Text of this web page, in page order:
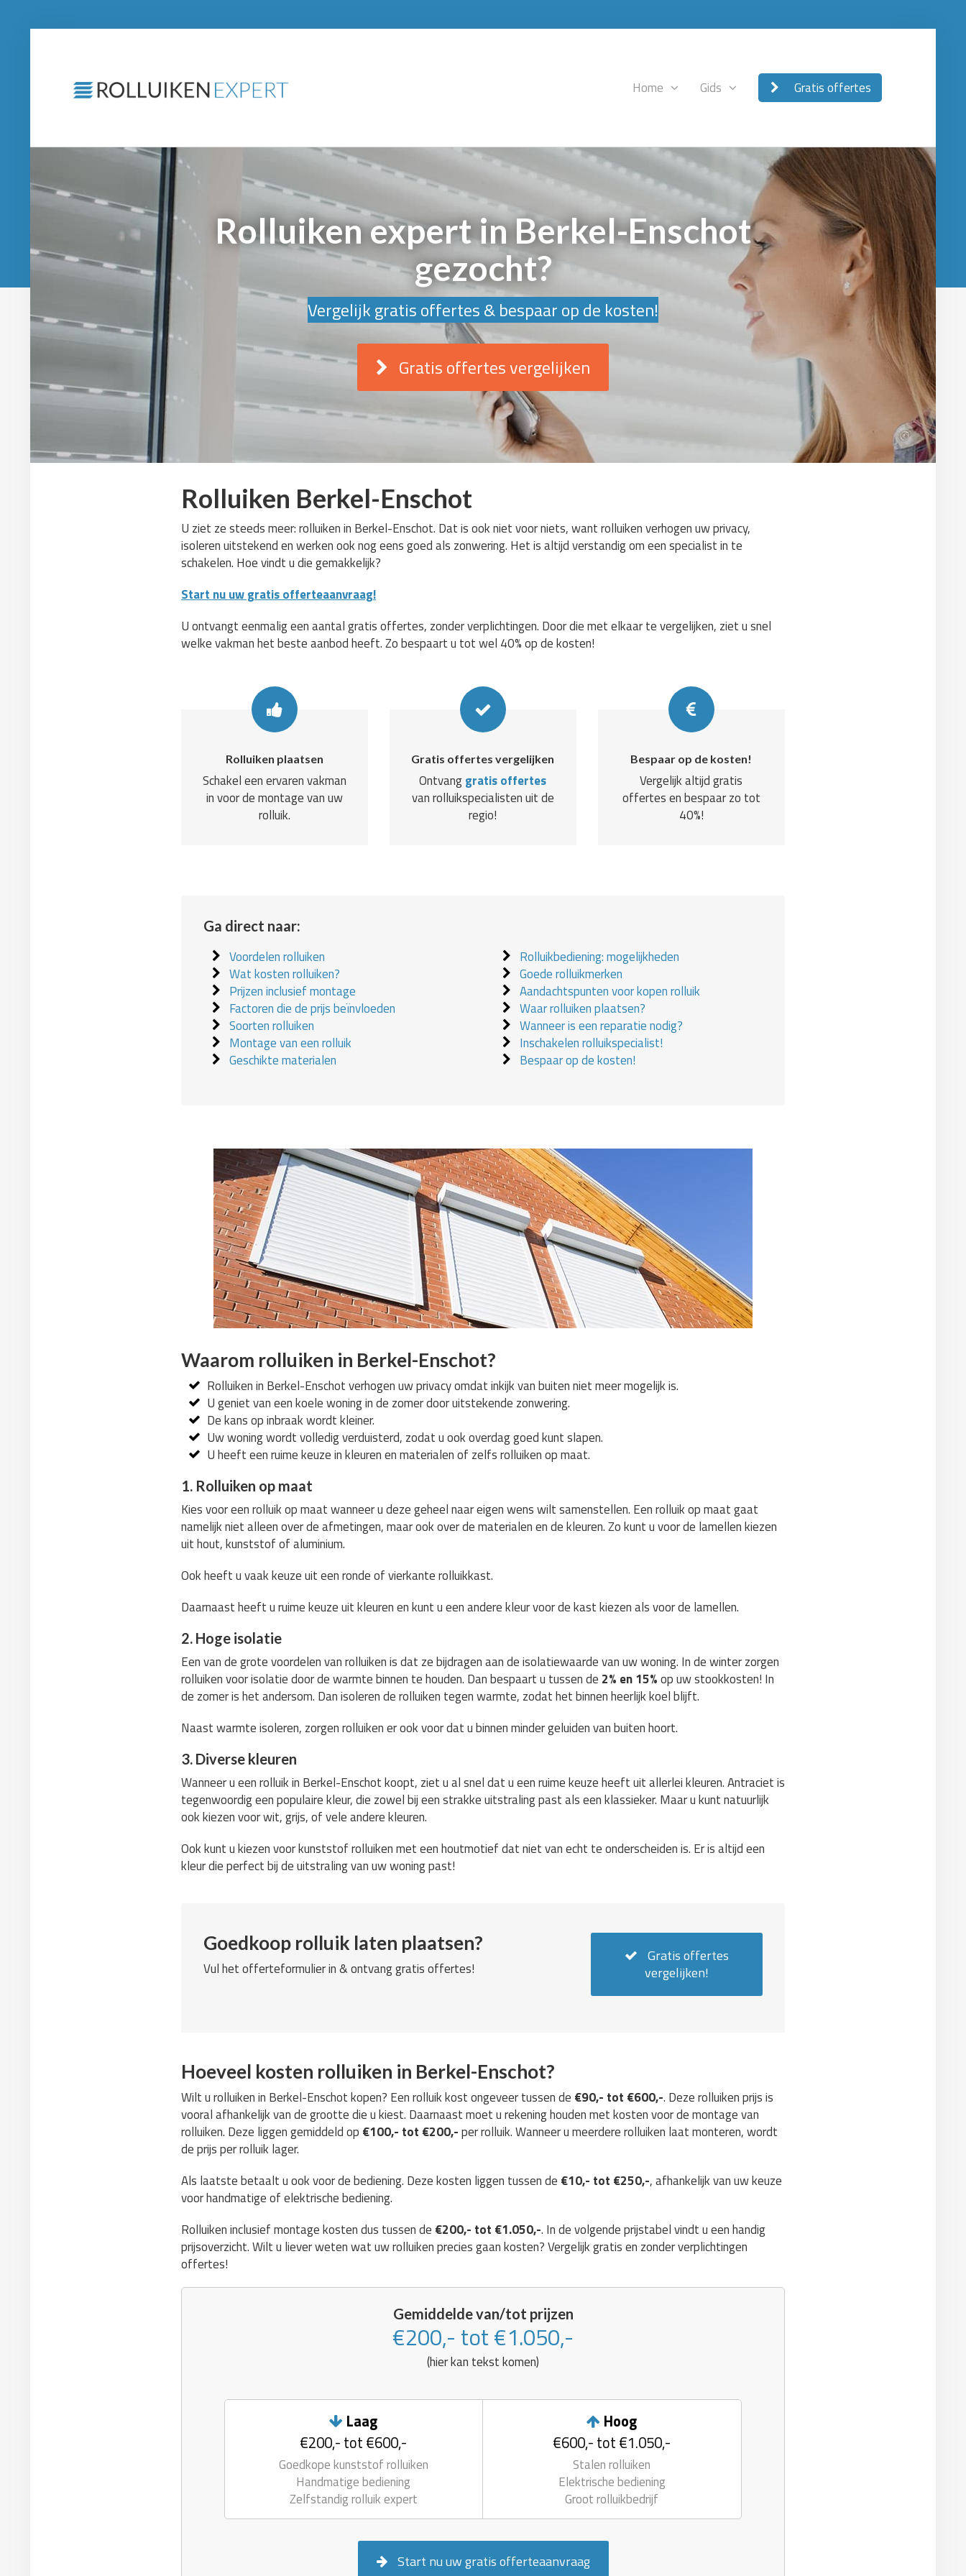
Home Gids Gratis offertes
Rolluiken expert in Berkel-Enschot
gezocht?
Vergelijk gratis offertes & bespaar op de kosten!
Gratis offertes vergelijken
Rolluiken Berkel-Enschot
U ziet ze steeds meer: rolluiken in Berkel-Enschot. Dat is ook niet voor niets, want rolluiken verhogen uw privacy,
isoleren uitstekend en werken ook nog eens goed als zonwering. Het is altijd verstandig om een specialist in te
schakelen. Hoe vindt u die gemakkelijk?
Start nu uw gratis offerteaanvraag!
U ontvangt eenmalig een aantal gratis offertes, zonder verplichtingen. Door die met elkaar te vergelijken, ziet u snel
welke vakman het beste aanbod heeft. Zo bespaart u tot wel 40% op de kosten!
Rolluiken plaatsen
Schakel een ervaren vakman
in voor de montage van uw
rolluik.
Gratis offertes vergelijken
Ontvanggratis offertes
van rolluikspecialisten uit de
regio!
Bespaar op de kosten!
Vergelijk altijd gratis
offertes en bespaar zo tot
40%!
Ga direct naar:
Voordelen rolluiken
Wat kosten rolluiken?
Prijzen inclusief montage
Factoren die de prijs beïnvloeden
Soorten rolluiken
Montage van een rolluik
Geschikte materialen
Rolluikbediening: mogelijkheden
Goede rolluikmerken
Aandachtspunten voor kopen rolluik
Waar rolluiken plaatsen?
Wanneer is een reparatie nodig?
Inschakelen rolluikspecialist!
Bespaar op de kosten!
Waarom rolluiken in Berkel-Enschot?
Rolluiken in Berkel-Enschot verhogen uw privacy omdat inkijk van buiten niet meer mogelijk is.
U geniet van een koele woning in de zomer door uitstekende zonwering.
De kans op inbraak wordt kleiner.
Uw woning wordt volledig verduisterd, zodat u ook overdag goed kunt slapen.
U heeft een ruime keuze in kleuren en materialen of zelfs rolluiken op maat.
1. Rolluiken op maat
Kies voor een rolluik op maat wanneer u deze geheel naar eigen wens wilt samenstellen. Een rolluik op maat gaat
namelijk niet alleen over de afmetingen, maar ook over de materialen en de kleuren. Zo kunt u voor de lamellen kiezen
uit hout, kunststof of aluminium.
Ook heeft u vaak keuze uit een ronde of vierkante rolluikkast.
Daarnaast heeft u ruime keuze uit kleuren en kunt u een andere kleur voor de kast kiezen als voor de lamellen.
2. Hoge isolatie
Een van de grote voordelen van rolluiken is dat ze bijdragen aan de isolatiewaarde van uw woning. In de winter zorgen
rolluiken voor isolatie door de warmte binnen te houden. Dan bespaart u tussen de 2% en 15%op uw stookkosten! In
de zomer is het andersom. Dan isoleren de rolluiken tegen warmte, zodat het binnen heerlijk koel blijft.
Naast warmte isoleren, zorgen rolluiken er ook voor dat u binnen minder geluiden van buiten hoort.
3. Diverse kleuren
Wanneer u een rolluik in Berkel-Enschot koopt, ziet u al snel dat u een ruime keuze heeft uit allerlei kleuren. Antraciet is
tegenwoordig een populaire kleur, die zowel bij een strakke uitstraling past als een klassieker. Maar u kunt natuurlijk
ook kiezen voor wit, grijs, of vele andere kleuren.
Ook kunt u kiezen voor kunststof rolluiken met een houtmotief dat niet van echt te onderscheiden is. Er is altijd een
kleur die perfect bij de uitstraling van uw woning past!
Goedkoop rolluik laten plaatsen?
Vul het offerteformulier in & ontvang gratis offertes!
Gratis offertes
vergelijken!
Hoeveel kosten rolluiken in Berkel-Enschot?
Wilt u rolluiken in Berkel-Enschot kopen? Een rolluik kost ongeveer tussen de €90,- tot €600,-. Deze rolluiken prijs is
vooral afhankelijk van de grootte die u kiest. Daarnaast moet u rekening houden met kosten voor de montage van
rolluiken. Deze liggen gemiddeld op €100,- tot €200,-per rolluik. Wanneer u meerdere rolluiken laat monteren, wordt
de prijs per rolluik lager.
Als laatste betaalt u ook voor de bediening. Deze kosten liggen tussen de €10,- tot €250,-, afhankelijk van uw keuze
voor handmatige of elektrische bediening.
Rolluiken inclusief montage kosten dus tussen de €200,- tot €1.050,-. In de volgende prijstabel vindt u een handig
prijsoverzicht. Wilt u liever weten wat uw rolluiken precies gaan kosten? Vergelijk gratis en zonder verplichtingen
offertes!
Gemiddelde van/tot prijzen
€200,- tot €1.050,-
(hier kan tekst komen)
Laag
€200,- tot €600,-
Goedkope kunststof rolluiken
Handmatige bediening
Zelfstandig rolluik expert
Hoog
€600,- tot €1.050,-
Stalen rolluiken
Elektrische bediening
Groot rolluikbedrijf
Start nu uw gratis offerteaanvraag